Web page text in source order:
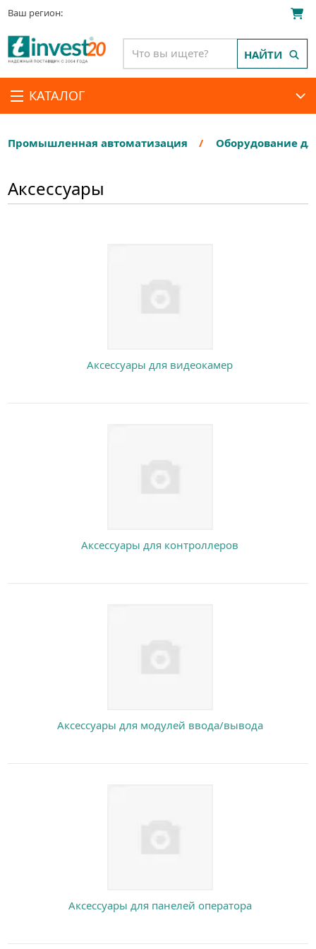
Ваш регион:
КАТАЛОГ
НАЙТИ
Промышленная автоматизация Оборудование
Аксессуары
Аксессуары для видеокамер
Аксессуары для контроллеров
Аксессуары для модулей ввода/вывода
Аксессуары для панелей оператора